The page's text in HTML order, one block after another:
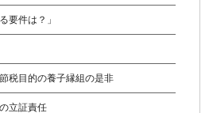
要件は？」
税目的の養子縁組の是非
立証責任